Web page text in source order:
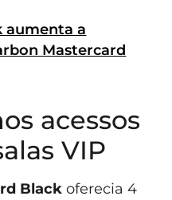
aumenta a
Mastercard
acessos
VIP
Blackoferecia 4